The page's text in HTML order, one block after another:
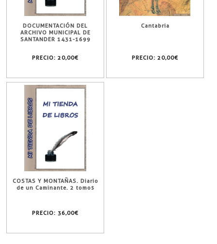
DOCUMENTACIÓN DEL
ARCHIVO MUNICIPAL DE
SANTANDER 1431-1699
PRECIO: 20,00€
Cantabria
PRECIO: 20,00€
COSTAS Y MONTAÑAS. Diario
de un Caminante. 2 tomos
PRECIO: 36,00€